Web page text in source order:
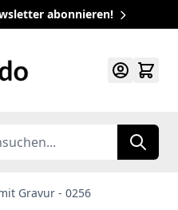
abonnieren!
Gravur - 0256